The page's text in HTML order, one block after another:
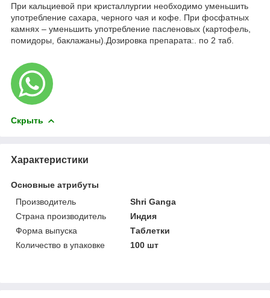
При кальциевой при кристаллургии необходимо уменьшить
употребление сахара, черного чая и кофе. При фосфатных
камнях – уменьшить употребление пасленовых (картофель,
помидоры, баклажаны).Дозировка препарата:. по 2 таб.
Скрыть
Характеристики
Основные атрибуты
Производитель
Shri Ganga
Страна производитель
Индия
Форма выпуска
Таблетки
Количество в упаковке
100 шт